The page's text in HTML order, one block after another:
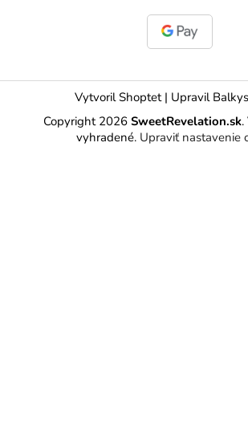
Vytvoril Shoptet | Upravil Balkys
Copyright 2026 SweetRevelation.sk.
vyhradené. Upraviť nastavenie